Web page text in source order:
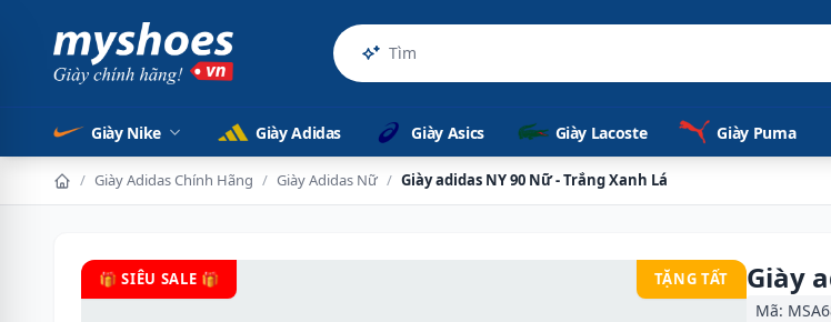
Sản phẩm c
Giày Nike Giày Adidas Giày Asics Giày Lacoste Giày Puma
/ Giày Adidas Chính Hãng / Giày Adidas Nữ / Giày adidas NY 90 Nữ - Trắng Xanh Lá
🎁 SIÊU SALE 🎁 TẶNG TẤT Giày
Mã: